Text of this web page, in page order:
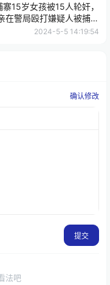
寨15岁女孩被15人轮奸，
在警局殴打嫌疑人被捕，
引发广泛关注！
2024-5-5 14:19:54
确认修改
提交
法吧